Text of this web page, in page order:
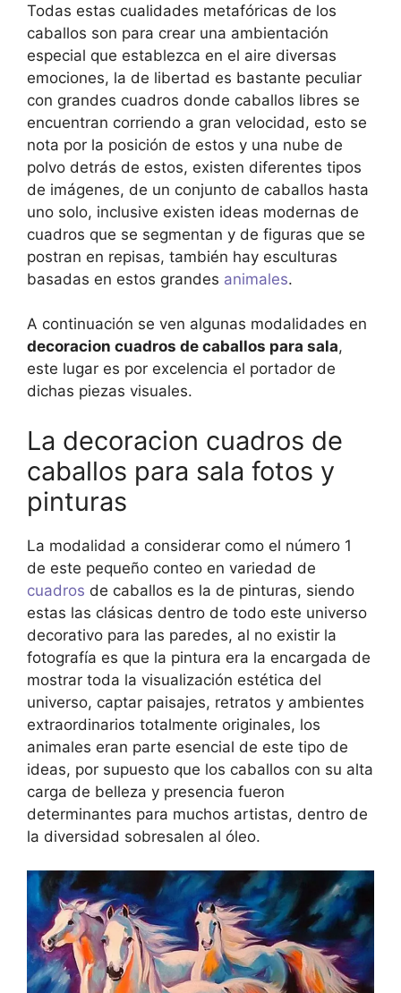
Todas estas cualidades metafóricas de los
caballos son para crear una ambientación
especial que establezca en el aire diversas
emociones, la de libertad es bastante peculiar
con grandes cuadros donde caballos libres se
encuentran corriendo a gran velocidad, esto se
nota por la posición de estos y una nube de
polvo detrás de estos, existen diferentes tipos
de imágenes, de un conjunto de caballos hasta
uno solo, inclusive existen ideas modernas de
cuadros que se segmentan y de figuras que se
postran en repisas, también hay esculturas
basadas en estos grandes animales.
A continuación se ven algunas modalidades en
decoracion cuadros de caballos para sala,
este lugar es por excelencia el portador de
dichas piezas visuales.
La decoracion cuadros de
caballos para sala fotos y
pinturas
La modalidad a considerar como el número 1
de este pequeño conteo en variedad de
cuadros de caballos es la de pinturas, siendo
estas las clásicas dentro de todo este universo
decorativo para las paredes, al no existir la
fotografía es que la pintura era la encargada de
mostrar toda la visualización estética del
universo, captar paisajes, retratos y ambientes
extraordinarios totalmente originales, los
animales eran parte esencial de este tipo de
ideas, por supuesto que los caballos con su alta
carga de belleza y presencia fueron
determinantes para muchos artistas, dentro de
la diversidad sobresalen al óleo.